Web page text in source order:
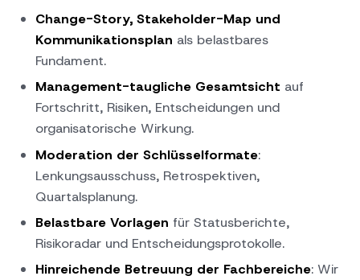
Change-Story, Stakeholder-Map und
Kommunikationsplan als belastbares
Fundament.
Management-taugliche Gesamtsicht auf
Fortschritt, Risiken, Entscheidungen und
organisatorische Wirkung.
Moderation der Schlüsselformate:
Lenkungsausschuss, Retrospektiven,
Quartalsplanung.
Belastbare Vorlagen für Statusberichte,
Risikoradar und Entscheidungsprotokolle.
Hinreichende Betreuung der Fachbereiche: Wir